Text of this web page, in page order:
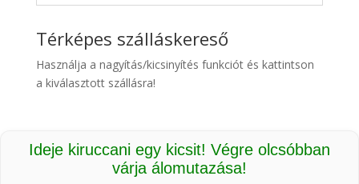
Térképes szálláskereső
Használja a nagyítás/kicsinyítés funkciót és kattintson
a kiválasztott szállásra!
Ideje kiruccani egy kicsit! Végre olcsóbban
várja álomutazása!